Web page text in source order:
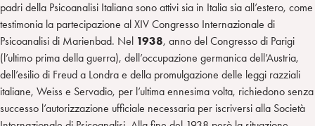
padri della Psicoanalisi Italiana sono attivi sia in Italia sia all’estero, come
testimonia la partecipazione al XIV Congresso Internazionale di
Psicoanalisi di Marienbad. Nel 1938, anno del Congresso di Parigi
(l’ultimo prima della guerra), dell’occupazione germanica dell’Austria,
dell’esilio di Freud a Londra e della promulgazione delle leggi razziali
italiane, Weiss e Servadio, per l’ultima ennesima volta, richiedono senza
successo l’autorizzazione ufficiale necessaria per iscriversi alla Società